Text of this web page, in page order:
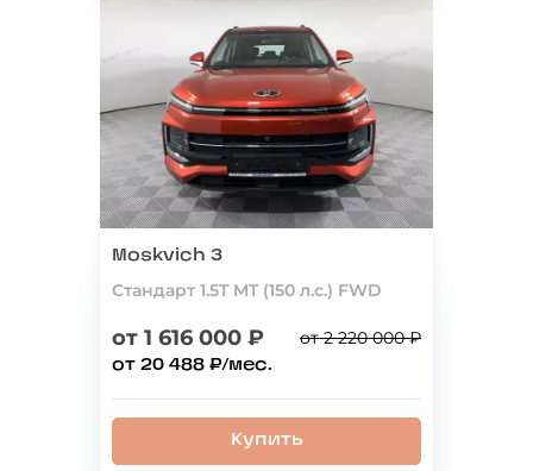
Moskvich 3
Стандарт 1.5T MT (150 л.с.) FWD
от 1 616 000 ₽ от 2 220 000 ₽
от 20 488 ₽/мес.
Купить